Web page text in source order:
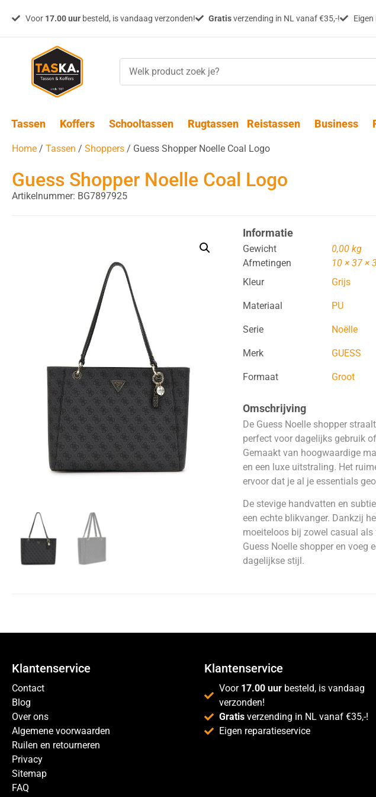
Voor 17.00 uurbesteld, is vandaag verzonden! Gratisverzending in NL vanaf €35,-!
Tassen Koffers Schooltassen Rugtassen Reistassen Business
Home / Tassen / Shoppers / Guess Shopper Noelle Coal Logo
Guess Shopper Noelle Coal Logo
Artikelnummer: BG7897925
Informatie
Gewicht
0,00 kg
Afmetingen
10 × 37 ×
Kleur
Grijs
Materiaal PU
Serie Noëlle
Merk GUESS
Formaat Groot
Omschrijving
De Guess Noelle shopper
perfect voor dagelijks gebruik
Gemaakt van hoogwaardige
en een luxe uitstraling. Het
ervoor dat je al je essentials
De stevige handvatten en
een echte blikvanger. Dankzij
moeiteloos bij zowel casual als
Guess Noelle shopper en voeg
dagelijkse stijl.
Klantenservice
Contact
Blog
Over ons
Algemene voorwaarden
Ruilen en retourneren
Privacy
Sitemap
FAQ
Klantenservice
Voor 17.00 uur besteld, is vandaag
verzonden!
Gratis verzending in NL vanaf €35,-!
Eigen reparatieservice